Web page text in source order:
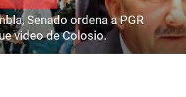
Senado ordena a PGR
video de Colosio.